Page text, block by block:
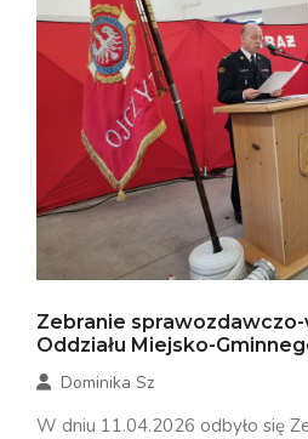
Zebranie
Oddziału Miejsko-
Dominika Sz
W dniu 11.04.2026 odbyło się